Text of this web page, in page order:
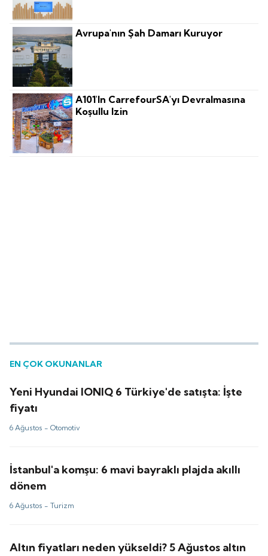
Avrupa'nın Şah Damarı Kuruyor
A101'in CarrefourSA'yı Devralmasına
Koşullu Izin
EN ÇOK OKUNANLAR
Yeni Hyundai IONIQ 6 Türkiye'de satışta: İşte
fiyatı
6 Ağustos -Otomotiv
İstanbul'a komşu: 6 mavi bayraklı plajda akıllı
dönem
6 Ağustos -Turizm
Altın fiyatları neden yükseldi? 5 Ağustos altın